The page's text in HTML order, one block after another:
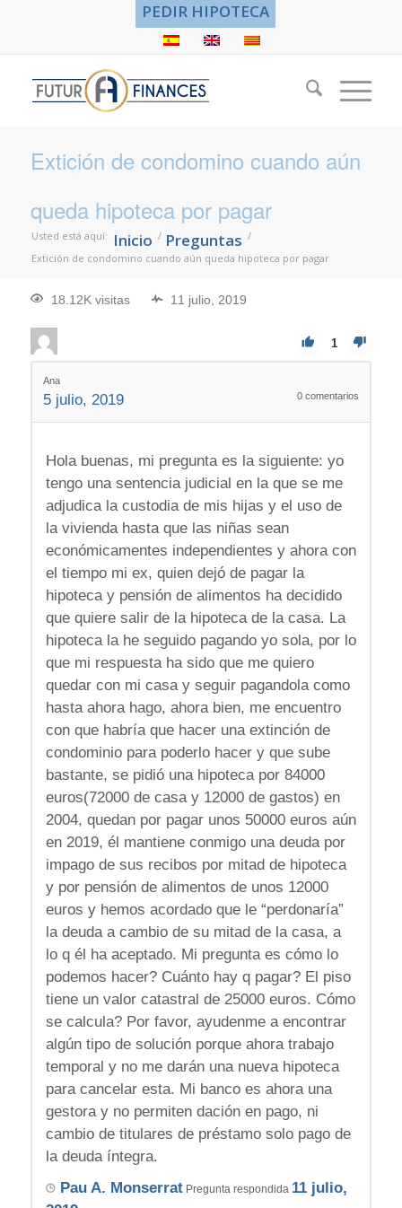
PEDIR HIPOTECA
Extición de condomino cuando aún
queda hipoteca por pagar
Usted está aquí: Inicio / Preguntas /
Extición de condomino cuando aún queda hipoteca por pagar
18.12K visitas 11 julio, 2019
1
Ana
5 julio, 2019 0 comentarios
Hola buenas, mi pregunta es la siguiente: yo
tengo una sentencia judicial en la que se me
adjudica la custodia de mis hijas y el uso de
la vivienda hasta que las niñas sean
económicamentes independientes y ahora con
el tiempo mi ex, quien dejó de pagar la
hipoteca y pensión de alimentos ha decidido
que quiere salir de la hipoteca de la casa. La
hipoteca la he seguido pagando yo sola, por lo
que mi respuesta ha sido que me quiero
quedar con mi casa y seguir pagandola como
hasta ahora hago, ahora bien, me encuentro
con que habría que hacer una extinción de
condominio para poderlo hacer y que sube
bastante, se pidió una hipoteca por 84000
euros(72000 de casa y 12000 de gastos) en
2004, quedan por pagar unos 50000 euros aún
en 2019, él mantiene conmigo una deuda por
impago de sus recibos por mitad de hipoteca
y por pensión de alimentos de unos 12000
euros y hemos acordado que le “perdonaría”
la deuda a cambio de su mitad de la casa, a
lo q él ha aceptado. Mi pregunta es cómo lo
podemos hacer? Cuánto hay q pagar? El piso
tiene un valor catastral de 25000 euros. Cómo
se calcula? Por favor, ayudenme a encontrar
algún tipo de solución porque ahora trabajo
temporal y no me darán una nueva hipoteca
para cancelar esta. Mi banco es ahora una
gestora y no permiten dación en pago, ni
cambio de titulares de préstamo solo pago de
la deuda íntegra.
Pau A. MonserratPregunta respondida 11 julio,